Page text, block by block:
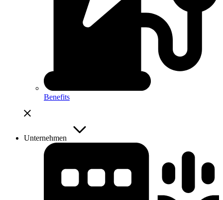
Benefits
Unternehmen